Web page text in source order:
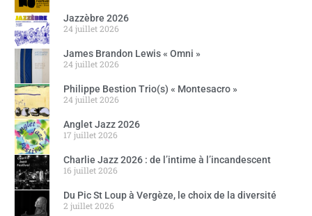
Jazzèbre 2026
24 juillet 2026
James Brandon Lewis « Omni »
24 juillet 2026
Philippe Bestion Trio(s) « Montesacro »
24 juillet 2026
Anglet Jazz 2026
17 juillet 2026
Charlie Jazz 2026 : de l’intime à l’incandescent
16 juillet 2026
Du Pic St Loup à Vergèze, le choix de la diversité
2 juillet 2026